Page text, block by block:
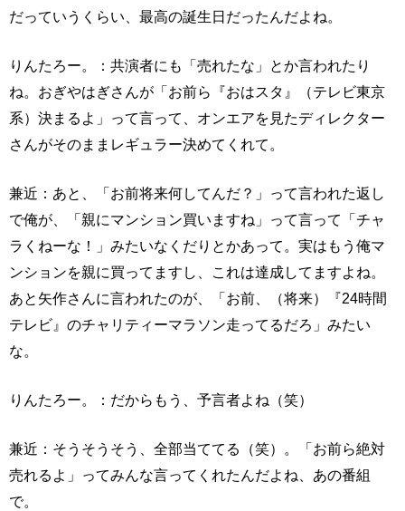
だっていうくらい、最高の誕生日だったんだよね。
りんたろー。：共演者にも「売れたな」とか言われたり
ね。おぎやはぎさんが「お前ら『おはスタ』（テレビ東京
系）決まるよ」って言って、オンエアを見たディレクター
さんがそのままレギュラー決めてくれて。
兼近：あと、「お前将来何してんだ？」って言われた返し
で俺が、「親にマンション買いますね」って言って「チャ
ラくねーな！」みたいなくだりとかあって。実はもう俺マ
ンションを親に買ってますし、これは達成してますよね。
あと矢作さんに言われたのが、「お前、（将来）『24時間
テレビ』のチャリティーマラソン走ってるだろ」みたい
な。
りんたろー。：だからもう、予言者よね（笑）
兼近：そうそうそう、全部当ててる（笑）。「お前ら絶対
売れるよ」ってみんな言ってくれたんだよね、あの番組
で。